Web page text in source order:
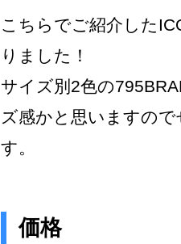
こちらでご紹介した
りました！
サイズ別2色の
ズ感かと思いますの
す。
価格